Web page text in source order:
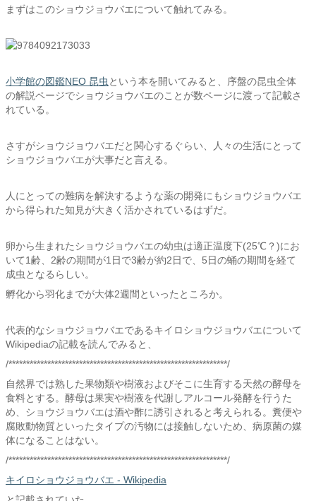
まずはこのショウジョウバエについて触れてみる。
小学館の図鑑NEO 昆虫 という本を開いてみると、序盤の昆虫全体
の解説ページでショウジョウバエのことが数ページに渡って記載さ
れている。
さすがショウジョウバエだと関心するぐらい、人々の生活にとって
ショウジョウバエが大事だと言える。
人にとっての難病を解決するような薬の開発にもショウジョウバエ
から得られた知見が大きく活かされているはずだ。
卵から生まれたショウジョウバエの幼虫は適正温度下(25℃？)にお
いて1齢、2齢の期間が1日で3齢が約2日で、5日の蛹の期間を経て
成虫となるらしい。
孵化から羽化までが大体2週間といったところか。
代表的なショウジョウバエであるキイロショウジョウバエについて
Wikipediaの記載を読んでみると、
/**************************************************************/
自然界では熟した果物類や樹液およびそこに生育する天然の酵母を
食料とする。酵母は果実や樹液を代謝しアルコール発酵を行うた
め、ショウジョウバエは酒や酢に誘引されると考えられる。糞便や
腐敗動物質といったタイプの汚物には接触しないため、病原菌の媒
体になることはない。
/**************************************************************/
キイロショウジョウバエ - Wikipedia